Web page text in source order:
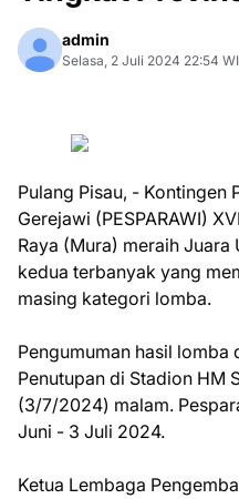
admin
Selasa, 2 Juli 2024 22:54
Pulang Pisau, - Kontingen
Gerejawi (PESPARAWI)
Raya (Mura) meraih
kedua terbanyak yang
masing kategori lomba.
Pengumuman hasil lomba
Penutupan di Stadion HM
(3/7/2024) malam.
Juni - 3 Juli 2024.
Ketua Lembaga